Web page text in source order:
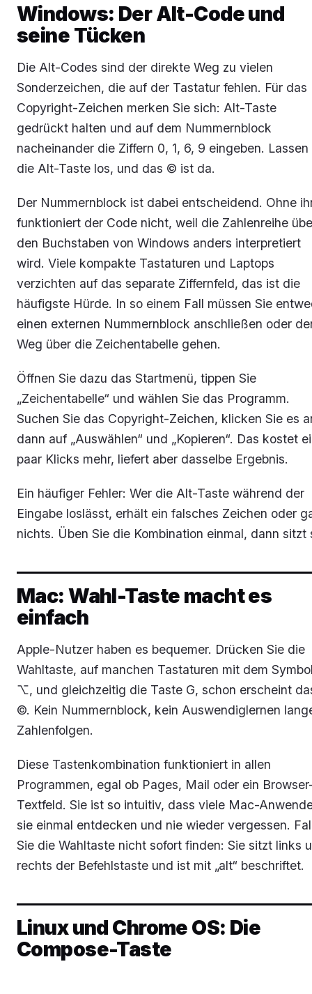
Windows: Der Alt-Code und
seine Tücken
Die Alt-Codes sind der direkte Weg zu vielen
Sonderzeichen, die auf der Tastatur fehlen. Für das
Copyright-Zeichen merken Sie sich: Alt-Taste
gedrückt halten und auf dem Nummernblock
nacheinander die Ziffern 0, 1, 6, 9 eingeben. Lassen
die Alt-Taste los, und das © ist da.
Der Nummernblock ist dabei entscheidend. Ohne
funktioniert der Code nicht, weil die Zahlenreihe
den Buchstaben von Windows anders interpretiert
wird. Viele kompakte Tastaturen und Laptops
verzichten auf das separate Ziffernfeld, das ist die
häufigste Hürde. In so einem Fall müssen Sie
einen externen Nummernblock anschließen oder
Weg über die Zeichentabelle gehen.
Öffnen Sie dazu das Startmenü, tippen Sie
„Zeichentabelle“ und wählen Sie das Programm.
Suchen Sie das Copyright-Zeichen, klicken Sie es
dann auf „Auswählen“ und „Kopieren“. Das kostet
paar Klicks mehr, liefert aber dasselbe Ergebnis.
Ein häufiger Fehler: Wer die Alt-Taste während der
Eingabe loslässt, erhält ein falsches Zeichen oder
nichts. Üben Sie die Kombination einmal, dann sitzt
Mac: Wahl-Taste macht es
einfach
Apple-Nutzer haben es bequemer. Drücken Sie die
Wahltaste, auf manchen Tastaturen mit dem
⌥, und gleichzeitig die Taste G, schon erscheint
©. Kein Nummernblock, kein Auswendiglernen
Zahlenfolgen.
Diese Tastenkombination funktioniert in allen
Programmen, egal ob Pages, Mail oder ein
Textfeld. Sie ist so intuitiv, dass viele Mac-
sie einmal entdecken und nie wieder vergessen.
Sie die Wahltaste nicht sofort finden: Sie sitzt links
rechts der Befehlstaste und ist mit „alt“ beschriftet.
Linux und Chrome OS: Die
Compose-Taste